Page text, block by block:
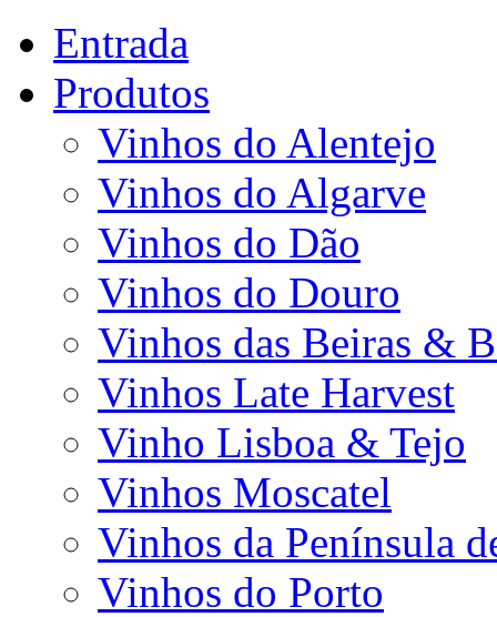
Entrada
Produtos
Vinhos do Alentejo
Vinhos do Algarve
Vinhos do Dão
Vinhos do Douro
Vinhos das Beiras &
Vinhos Late Harvest
Vinho Lisboa & Tejo
Vinhos Moscatel
Vinhos da Península
Vinhos do Porto